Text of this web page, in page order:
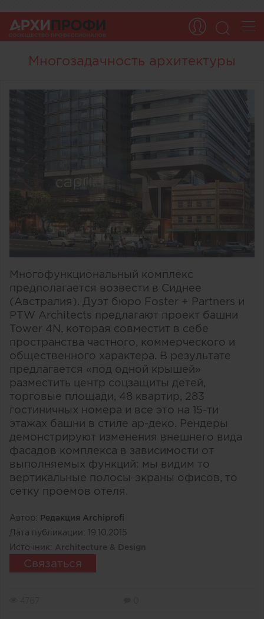
Многозадачность архитектуры
Многофункциональный комплекс
предполагается возвести в Сиднее
(Австралия). Дуэт бюро Foster + Partners и
PTW Architects предлагают проект башни
Tower 4N, которая совместит в себе
пространства частного, коммерческого и
общественного характера. В результате
предлагается «под одной крышей»
разместить центр соцзащиты детей,
торговые площади, 48 квартир, 283
гостиничных номера и все это на 15-ти
этажах башни в стиле ар-деко. Рендеры
демонстрируют изменения внешнего вида
фасадов комплекса в зависимости от
выполняемых функций: мы видим то
вертикальные полосы-экраны офисов, то
сетку проемов отеля.
Автор: Редакция Archiprofi
Дата публикации: 19.10.2015
Источник: Architecture & Design
Связаться